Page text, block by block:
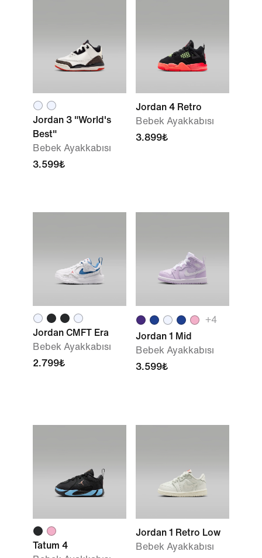
Jordan 3 "World's
Best"
Bebek Ayakkabısı
3.599₺
Jordan 4 Retro
Bebek Ayakkabısı
3.899₺
Jordan CMFT Era
Bebek Ayakkabısı
2.799₺
+4
Jordan 1 Mid
Bebek Ayakkabısı
3.599₺
Tatum 4
Jordan 1 Retro Low
Bebek Ayakkabısı